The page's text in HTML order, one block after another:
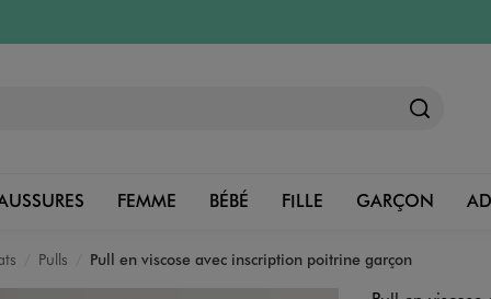
FEMME BÉBÉ FILLE GARÇON
Pulls Pull en viscose avec inscription poitrine garçon